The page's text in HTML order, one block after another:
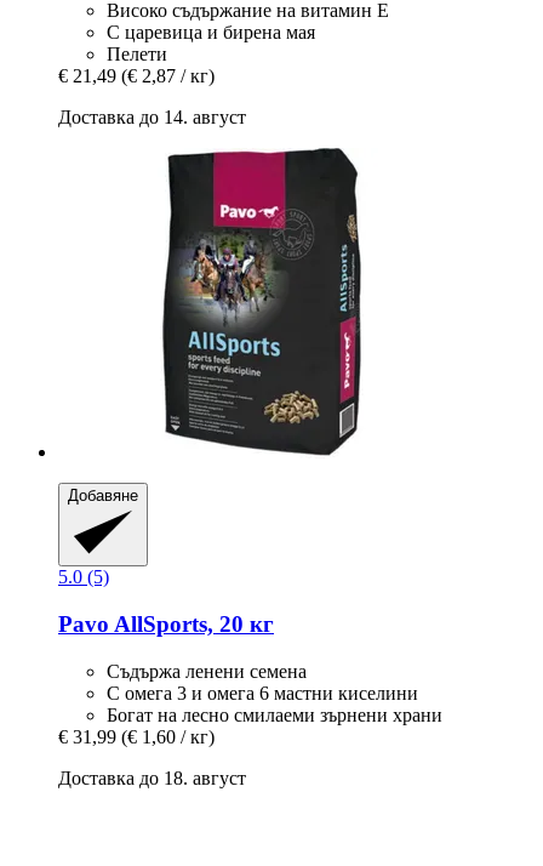
Високо съдържание на витамин Е
С царевица и бирена мая
Пелети
€ 21,49 (€ 2,87 / кг)
Доставка до 14. август
Добавяне
5.0 (5)
Pavo AllSports, 20 кг
Съдържа ленени семена
С омега 3 и омега 6 мастни киселини
Богат на лесно смилаеми зърнени храни
€ 31,99 (€ 1,60 / кг)
Доставка до 18. август